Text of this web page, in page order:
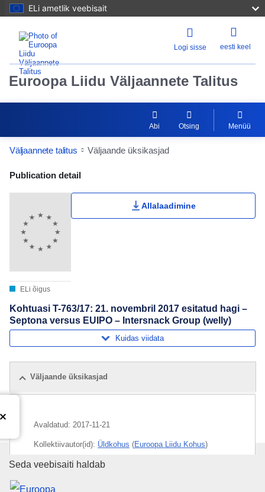
ELi ametlik veebisait
Logi sisse eesti keel
Euroopa Liidu Väljaannete Talitus
Abi Otsing Menüü
Väljaannete talitus Väljaande üksikasjad
Publication Detail Actions Portlet
Publication detail
ELi õigus
Allalaadimine
Kohtuasi T-763/17: 21. novembril 2017 esitatud hagi –
Septona versus EUIPO – Intersnack Group (welly)
Kuidas viidata
Väljaande üksikasjad
Avaldatud: 2017-11-21
Kollektiivautor(id): Üldkohus (Euroopa Liidu Kohus)
Teema:ELi kaubamärk
Euroopa Liidu Väljaannete
Seda veebisaiti haldab